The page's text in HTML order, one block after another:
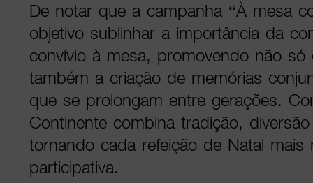
De notar que a campanha “À mesa
objetivo sublinhar a importância da
convívio à mesa, promovendo não
também a criação de memórias
que se prolongam entre gerações.
Continente combina tradição,
tornando cada refeição de Natal mais
participativa.